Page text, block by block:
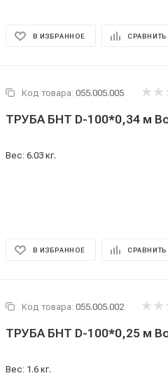
В ИЗБРАННОЕ СРАВНИТЬ
Код товара: 055.005.005
Вес: 6.03 кг.
В ИЗБРАННОЕ СРАВНИТЬ
Код товара: 055.005.002
ТРУБА БНТ D-100*0,25 м
Вес: 1.6 кг.